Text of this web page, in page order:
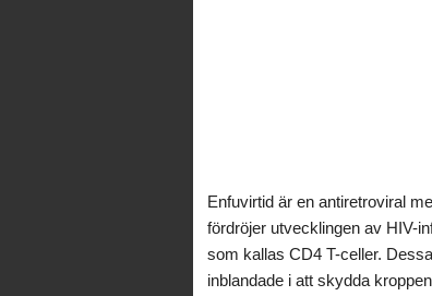
Enfuvirtid är en antiretroviral
fördröjer utvecklingen av HIV-
som kallas CD4 T-celler.
inblandade i att skydda